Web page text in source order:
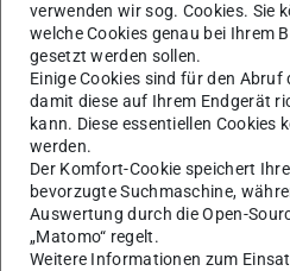
Quelle: Pixabay
Zehntausende Menschenleben
in der Türkei und in Syrien
Noch viel mehr haben ihr
Landesteile wurden verwüstet,
verwenden wir sog. Cookies. Sie
welche Cookies genau bei Ihrem
gesetzt werden sollen.
Einige Cookies sind für den
damit diese auf Ihrem Endgerät
kann. Diese essentiellen Cookies
werden.
Der Komfort-Cookie speichert
bevorzugte Suchmaschine,
Auswertung durch die Open-
„Matomo“ regelt.
Weitere Informationen zum